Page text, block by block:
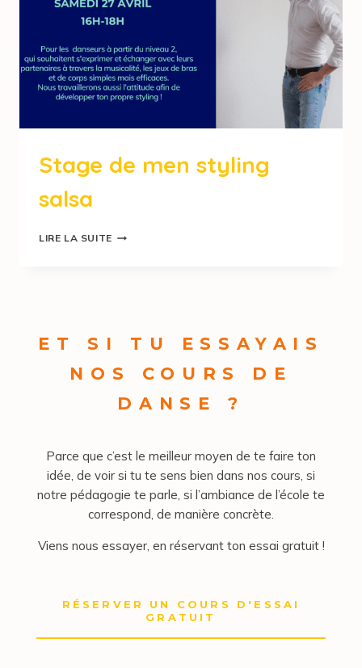
Stage de men styling
salsa
LIRE LA SUITE
ET SI TU ESSAYAIS
NOS COURS DE
DANSE ?
Parce que c’est le meilleur moyen de te faire ton
idée, de voir si tu te sens bien dans nos cours, si
notre pédagogie te parle, si l’ambiance de l’école te
correspond, de manière concrète.
Viens nous essayer, en réservant ton essai gratuit !
RÉSERVER UN COURS D'ESSAI
GRATUIT